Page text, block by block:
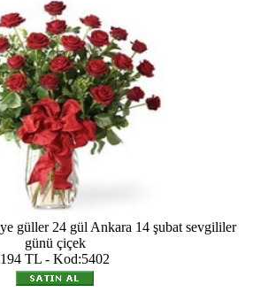
güller 24 gül Ankara 14 şubat sevgililer
günü çiçek
194 TL - Kod:5402